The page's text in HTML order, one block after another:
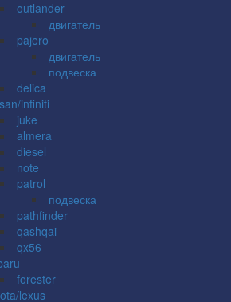
outlander
двигатель
pajero
двигатель
подвеска
delica
infiniti
juke
almera
diesel
note
patrol
подвеска
pathfinder
qashqai
qx56
forester
lexus